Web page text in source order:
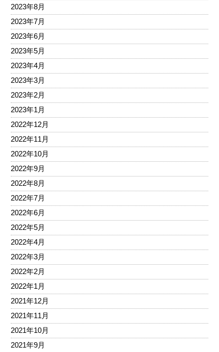
2023年8月
2023年7月
2023年6月
2023年5月
2023年4月
2023年3月
2023年2月
2023年1月
2022年12月
2022年11月
2022年10月
2022年9月
2022年8月
2022年7月
2022年6月
2022年5月
2022年4月
2022年3月
2022年2月
2022年1月
2021年12月
2021年11月
2021年10月
2021年9月